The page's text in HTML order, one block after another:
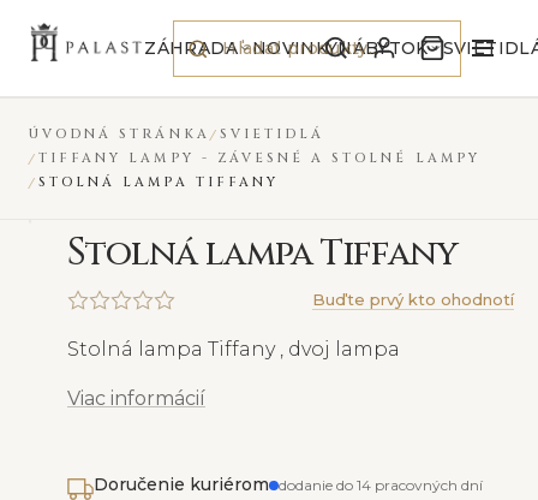
Preskočiť na obsah
ZÁHRADA NOVINKYNÁBYTOK
ÚVODNÁ STRÁNKA
SVIETIDLÁ
TIFFANY LAMPY - ZÁVESNÉ A STOLNÉ LAMPY
STOLNÁ LAMPA TIFFANY
Stolná lampa Tiffany
Buďte prvý kto ohodnotí
Stolná lampa Tiffany , dvoj lampa
Viac informácií
Doručenie kuriérom dodanie do 14 pracovných dní